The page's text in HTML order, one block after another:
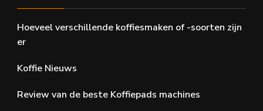
Hoeveel verschillende koffiesmaken of -soorten zijn
er
Koffie Nieuws
Review van de beste Koffiepads machines